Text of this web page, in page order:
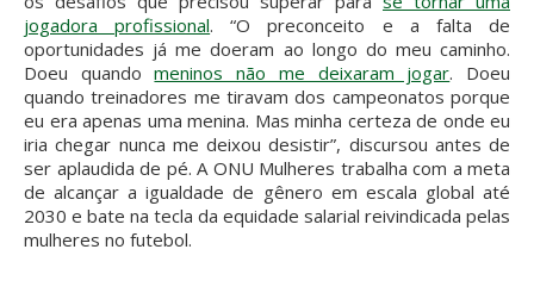
jogadora profissional. “O preconceito e a falta de
oportunidades já me doeram ao longo do meu caminho.
Doeu quandomeninos não me deixaram jogar. Doeu
quando treinadores me tiravam dos campeonatos porque
eu era apenas uma menina. Mas minha certeza de onde eu
iria chegar nunca me deixou desistir”, discursou antes de
ser aplaudida de pé. A ONU Mulheres trabalha com a meta
de alcançar a igualdade de gênero em escala global até
2030 e bate na tecla da equidade salarial reivindicada pelas
mulheres no futebol.